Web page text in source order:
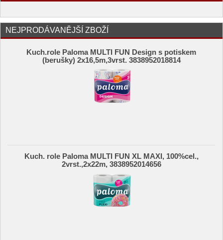
NEJPRODÁVANĚJŠÍ ZBOŽÍ
Kuch.role Paloma MULTI FUN Design s potiskem
(berušky) 2x16,5m,3vrst. 3838952018814
Kuch. role Paloma MULTI FUN XL MAXI, 100%cel.,
2vrst.,2x22m, 3838952014656